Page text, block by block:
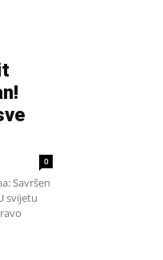
0
Savršen
svijetu